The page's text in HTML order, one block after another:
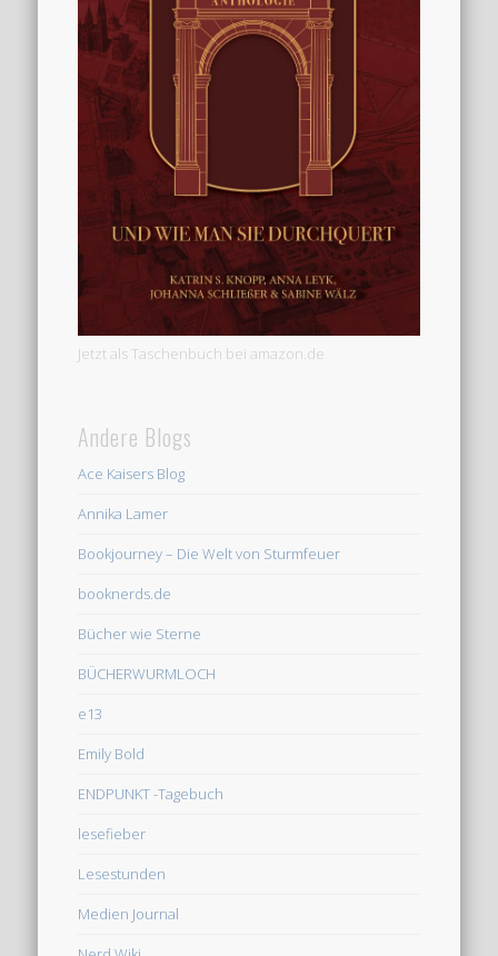
Jetzt als Taschenbuch bei amazon.de
Andere Blogs
Ace Kaisers Blog
Annika Lamer
Bookjourney – Die Welt von Sturmfeuer
booknerds.de
Bücher wie Sterne
BÜCHERWURMLOCH
e13
Emily Bold
ENDPUNKT -Tagebuch
lesefieber
Lesestunden
Medien Journal